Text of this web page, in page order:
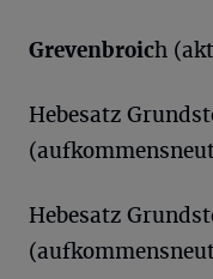
Grevenbroich
Hebesatz
Hebesatz